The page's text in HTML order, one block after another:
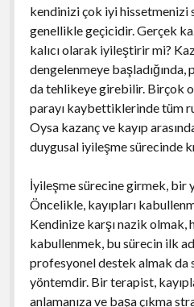
kendinizi çok iyi hissetmenizi
genellikle geçicidir. Gerçek
kalıcı olarak iyileştirir mi?
dengelenmeye başladığında,
da tehlikeye girebilir. Birçok
parayı kaybettiklerinde tüm
Oysa kazanç ve kayıp
duygusal iyileşme sürecinde
İyileşme sürecine girmek, bir
Öncelikle, kayıpları
Kendinize karşı nazik olmak,
kabullenmek, bu sürecin ilk
profesyonel destek almak da
yöntemdir. Bir terapist,
anlamanıza ve başa çıkma